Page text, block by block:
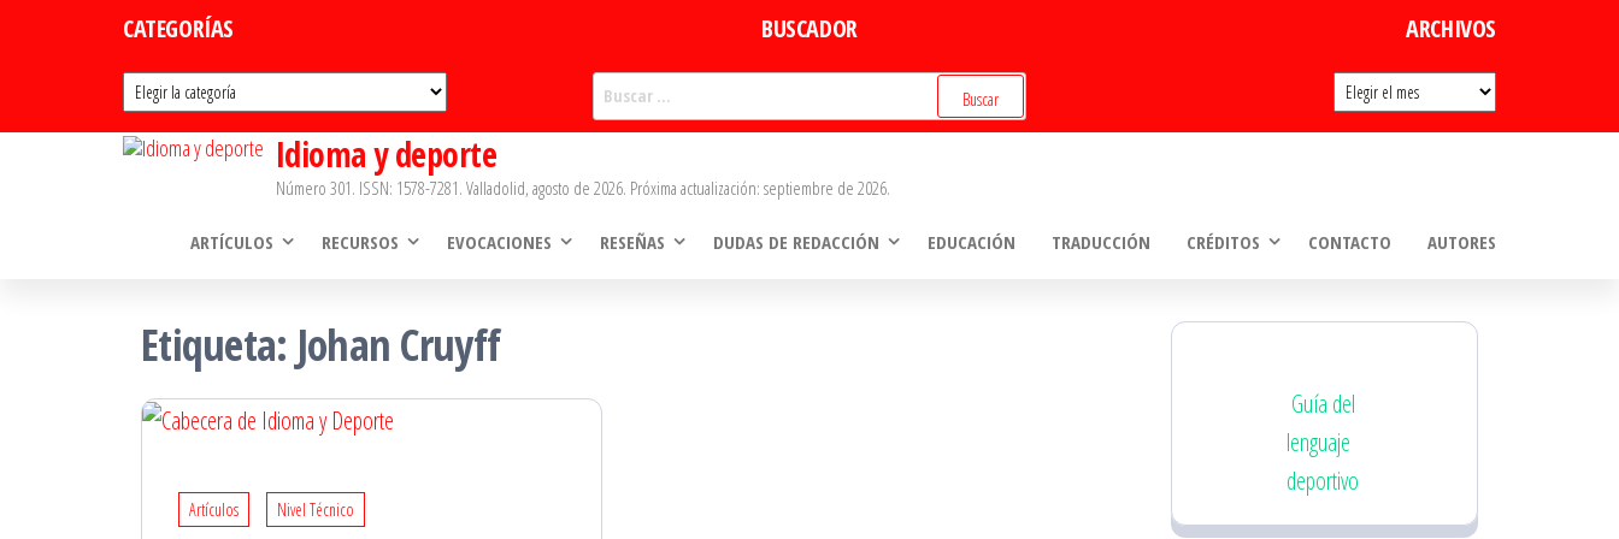
CATEGORÍAS
Categorías
BUSCADOR ARCHIVOS
Archivos
Idioma y deporte
Número 301. ISSN: 1578-7281. Valladolid, agosto de 2026. Próxima actualización: septiembre de 2026.
ARTÍCULOS RECURSOS EVOCACIONES RESEÑAS DUDAS DE REDACCIÓN EDUCACIÓN TRADUCCIÓN CRÉDITOS CONTACTO AUTORES
Etiqueta: Johan Cruyff
Artículos Nivel Técnico
Guía del
lenguaje
deportivo